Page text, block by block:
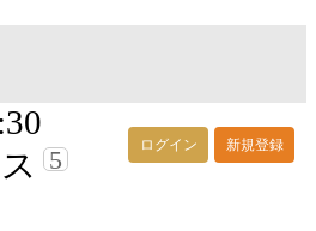
ログイン 新規登録
5